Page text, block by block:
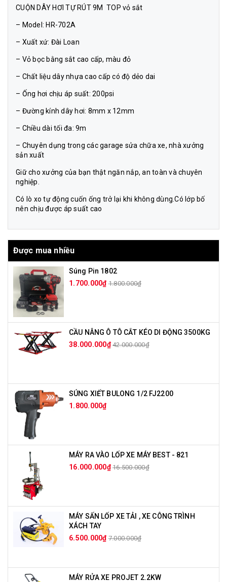
CUỘN DÂY HƠI TỰ RÚT 9M TOP vỏ sắt
– Model: HR-702A
– Xuất xứ: Đài Loan
– Vỏ bọc bằng sắt cao cấp, màu đỏ
– Chất liệu dây nhựa cao cấp có độ dẻo dai
– Ống hơi chịu áp suất: 200psi
– Đường kính dây hơi: 8mm x 12mm
– Chiều dài tối đa: 9m
– Chuyên dụng trong các garage sửa chữa xe, nhà xưởng
sản xuất
Giữ cho xưởng của bạn thật ngăn nắp, an toàn và chuyên
nghiệp.
Có lò xo tự động cuốn ống trở lại khi không dùng.Có lớp bố
nên chịu được áp suất cao
Được mua nhiều
Súng Pin 1802
1.700.000₫ 1.800.000₫
CẦU NÂNG Ô TÔ CẮT KÉO DI ĐỘNG 3500KG
38.000.000₫ 42.000.000₫
SÚNG XIẾT BULONG 1/2 FJ2200
1.800.000₫
MÁY RA VÀO LỐP XE MÁY BEST - 821
16.000.000₫ 16.500.000₫
MÁY SẤN LỐP XE TẢI , XE CÔNG TRÌNH
XÁCH TAY
6.500.000₫ 7.000.000₫
MÁY RỬA XE PROJET 2.2KW